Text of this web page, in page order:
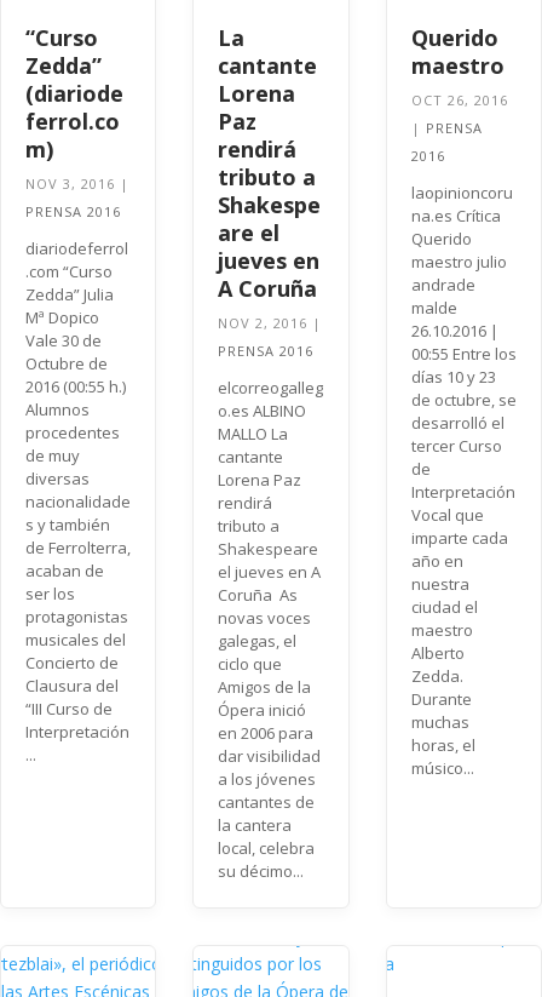
“Curso
Zedda”
(diariode
ferrol.co
m)
NOV 3, 2016 |
PRENSA 2016
diariodeferrol
.com “Curso
Zedda” Julia
Mª Dopico
Vale 30 de
Octubre de
2016 (00:55 h.)
Alumnos
procedentes
de muy
diversas
nacionalidade
s y también
de Ferrolterra,
acaban de
ser los
protagonistas
musicales del
Concierto de
Clausura del
“III Curso de
Interpretación
...
La
cantante
Lorena
Paz
rendirá
tributo a
Shakespe
are el
jueves en
A Coruña
NOV 2, 2016 |
PRENSA 2016
elcorreogalleg
o.es ALBINO
MALLO La
cantante
Lorena Paz
rendirá
tributo a
Shakespeare
el jueves en A
Coruña As
novas voces
galegas, el
ciclo que
Amigos de la
Ópera inició
en 2006 para
dar visibilidad
a los jóvenes
cantantes de
la cantera
local, celebra
su décimo...
Querido
maestro
OCT 26, 2016
| PRENSA
2016
laopinioncoru
na.es Crítica
Querido
maestro julio
andrade
malde
26.10.2016 |
00:55 Entre los
días 10 y 23
de octubre, se
desarrolló el
tercer Curso
de
Interpretación
Vocal que
imparte cada
año en
nuestra
ciudad el
maestro
Alberto
Zedda.
Durante
muchas
horas, el
músico...